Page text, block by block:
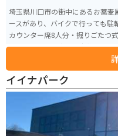
埼玉県川口市の街中にあるお蕎
ースがあり、バイクで行っても駐輪
カウンター席8人分・掘りごたつ
ーブル席の他、奥にお座敷もある
ーズナブル。本格的なお蕎麦なの
イイナパーク